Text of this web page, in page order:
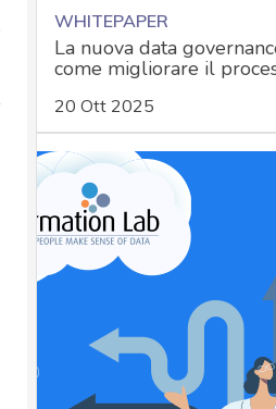
WHITEPAPER
La nuova data
come migliorare il
20 Ott 2025